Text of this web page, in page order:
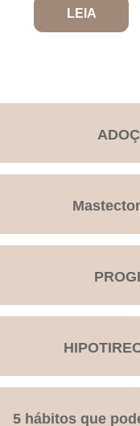
LEIA
5 hábitos que